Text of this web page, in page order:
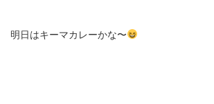
明日はキーマカレーかな〜